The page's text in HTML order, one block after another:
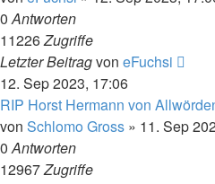
0Antworten
11226Zugriffe
Letzter Beitragvon eFuchsi
12. Sep 2023, 17:06
RIP Horst Hermann von
von Schlomo Gross » 11. Sep
0Antworten
12967Zugriffe